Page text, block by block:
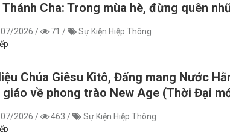
Cha: Trong mùa hè, đừng quên
2026 / 71 /
Sự Kiện Hiệp Thông
Chúa Giêsu Kitô, Đấng mang Nước
giáo về phong trào New Age (Thời Đại
2026 / 463 /
Sự Kiện Hiệp Thông